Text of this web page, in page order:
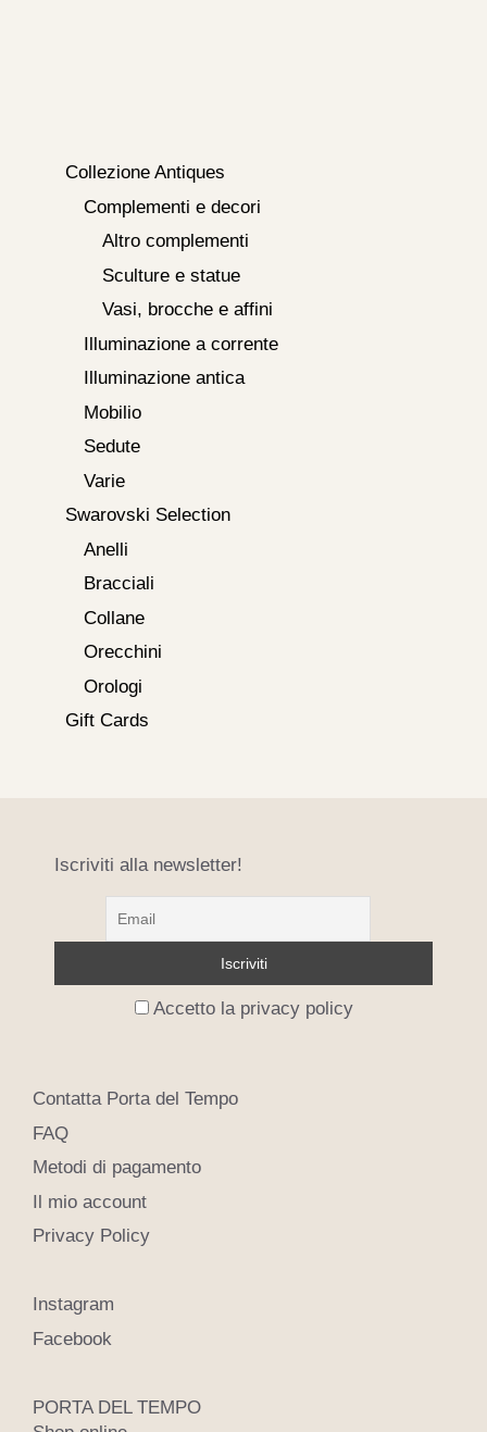
Collezione Antiques
Complementi e decori
Altro complementi
Sculture e statue
Vasi, brocche e affini
Illuminazione a corrente
Illuminazione antica
Mobilio
Sedute
Varie
Swarovski Selection
Anelli
Bracciali
Collane
Orecchini
Orologi
Gift Cards
Iscriviti alla newsletter!
Accetto la privacy policy
Contatta Porta del Tempo
FAQ
Metodi di pagamento
Il mio account
Privacy Policy
Instagram
Facebook
PORTA DEL TEMPO